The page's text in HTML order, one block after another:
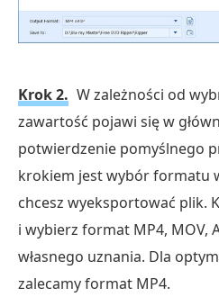
Krok 2. W zależności od
zawartość pojawi się w
potwierdzenie pomyślnego
krokiem jest wybór formatu
chcesz wyeksportować plik.
i wybierz format MP4, MOV,
własnego uznania. Dla
zalecamy format MP4.